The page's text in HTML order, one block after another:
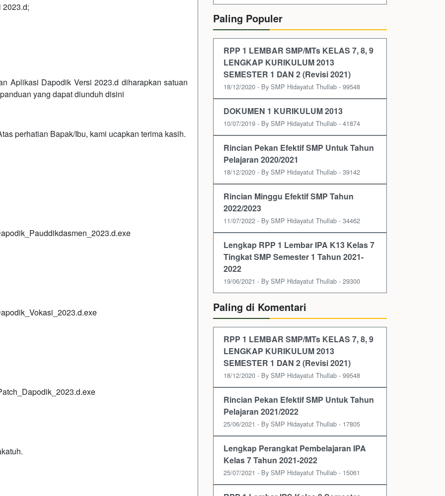
Aplikasi Dapodik Versi 2023.d diharapkan satuan
yang dapat diunduh disini
perhatian Bapak/Ibu, kami ucapkan terima kasih.
Paling Populer
RPP 1 LEMBAR SMP/MTs KELAS 7, 8, 9
LENGKAP KURIKULUM 2013
SEMESTER 1 DAN 2 (Revisi 2021)
18/12/2020 - By SMP Hidayatut Thullab - 99548
DOKUMEN 1 KURIKULUM 2013
10/07/2019 - By SMP Hidayatut Thullab - 41874
Rincian Pekan Efektif SMP Untuk Tahun
Pelajaran 2020/2021
18/12/2020 - By SMP Hidayatut Thullab - 39142
Rincian Minggu Efektif SMP Tahun
2022/2023
11/07/2022 - By SMP Hidayatut Thullab - 34462
Lengkap RPP 1 Lembar IPA K13 Kelas 7
Tingkat SMP Semester 1 Tahun 2021-
2022
19/06/2021 - By SMP Hidayatut Thullab - 29300
Paling di Komentari
RPP 1 LEMBAR SMP/MTs KELAS 7, 8, 9
LENGKAP KURIKULUM 2013
SEMESTER 1 DAN 2 (Revisi 2021)
18/12/2020 - By SMP Hidayatut Thullab - 99548
Rincian Pekan Efektif SMP Untuk Tahun
Pelajaran 2021/2022
25/06/2021 - By SMP Hidayatut Thullab - 17805
Lengkap Perangkat Pembelajaran IPA
Kelas 7 Tahun 2021-2022
25/07/2021 - By SMP Hidayatut Thullab - 15061